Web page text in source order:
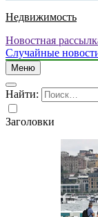
Недвижимость
Новостная
Случайные
Меню
Найти:
Заголовки